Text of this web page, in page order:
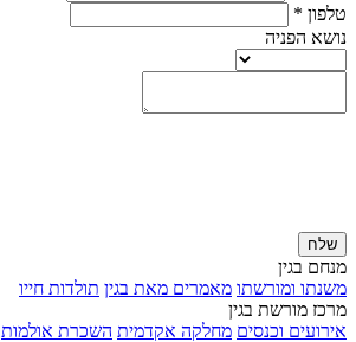
טלפון *
נושא הפניה
שלח
מנחם בגין
משנתו ומורשתו מאמרים מאת בגין תולדות חייו
מרכז מורשת בגין
אירועים וכנסים מחלקה אקדמית השכרת אולמות